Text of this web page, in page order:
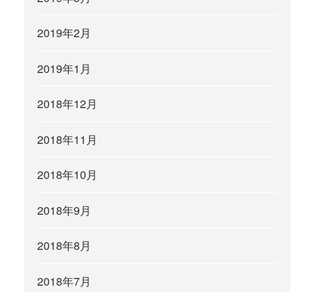
2019年2月
2019年1月
2018年12月
2018年11月
2018年10月
2018年9月
2018年8月
2018年7月